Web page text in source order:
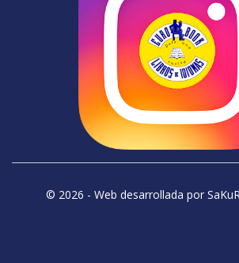
© 2026 - Web desarrollada por